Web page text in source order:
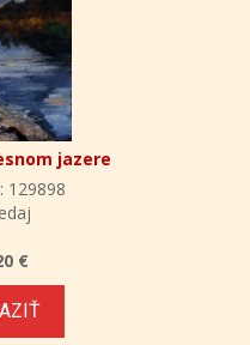
jazere
129898
€